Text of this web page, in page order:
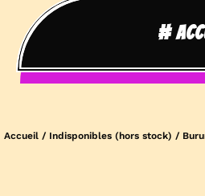
#
Accueil / Indisponibles (hors stock) /